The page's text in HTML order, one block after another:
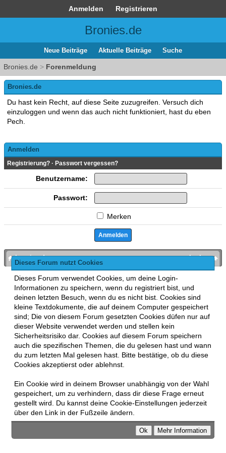
Anmelden Registrieren
Bronies.de
Neue Beiträge Aktuelle Beiträge Suche
Bronies.de > Forenmeldung
Dieses Forum nutzt Cookies
Dieses Forum verwendet Cookies, um deine Login-
Informationen zu speichern, wenn du registriert bist, und
deinen letzten Besuch, wenn du es nicht bist. Cookies sind
kleine Textdokumente, die auf deinem Computer gespeichert
sind; Die von diesem Forum gesetzten Cookies düfen nur auf
dieser Website verwendet werden und stellen kein
Sicherheitsrisiko dar. Cookies auf diesem Forum speichern
auch die spezifischen Themen, die du gelesen hast und wann
du zum letzten Mal gelesen hast. Bitte bestätige, ob du diese
Cookies akzeptierst oder ablehnst.
Ein Cookie wird in deinem Browser unabhängig von der Wahl
gespeichert, um zu verhindern, dass dir diese Frage erneut
gestellt wird. Du kannst deine Cookie-Einstellungen jederzeit
über den Link in der Fußzeile ändern.
Bronies.de
Du hast kein Recht, auf diese Seite zuzugreifen. Versuch dich
einzuloggen und wenn das auch nicht funktioniert, hast du eben
Pech.
Anmelden
Registrierung? · Passwort vergessen?
Benutzername:
Passwort:
Merken
nach oben
bronies.de
MyBB , mobile Fassung: MyBB GoMobile
Zur Desktop-Version wechseln
This forum usesLukasz TkaczMyBB addons.